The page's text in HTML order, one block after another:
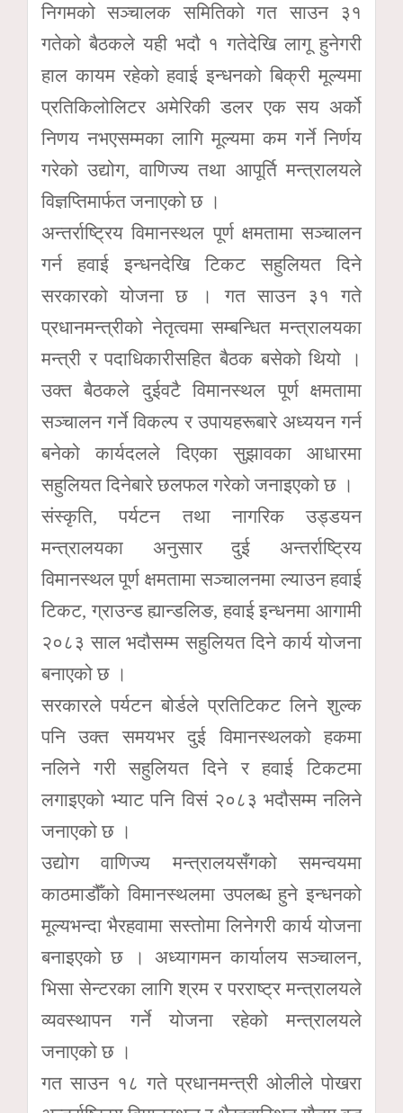
निगमको सञ्चालक समितिको गत साउन ३१
गतेको बैठकले यही भदौ १ गतेदेखि लागू हुनेगरी
हाल कायम रहेको हवाई इन्धनको बिक्री मूल्यमा
प्रतिकिलोलिटर अमेरिकी डलर एक सय अर्को
निणय नभएसम्मका लागि मूल्यमा कम गर्ने निर्णय
गरेको उद्योग, वाणिज्य तथा आपूर्ति मन्त्रालयले
विज्ञप्तिमार्फत जनाएको छ ।
अन्तर्राष्ट्रिय विमानस्थल पूर्ण क्षमतामा सञ्चालन
गर्न हवाई इन्धनदेखि टिकट सहुलियत दिने
सरकारको योजना छ । गत साउन ३१ गते
प्रधानमन्त्रीको नेतृत्वमा सम्बन्धित मन्त्रालयका
मन्त्री र पदाधिकारीसहित बैठक बसेको थियो ।
उक्त बैठकले दुईवटै विमानस्थल पूर्ण क्षमतामा
सञ्चालन गर्ने विकल्प र उपायहरूबारे अध्ययन गर्न
बनेको कार्यदलले दिएका सुझावका आधारमा
सहुलियत दिनेबारे छलफल गरेको जनाइएको छ ।
संस्कृति, पर्यटन तथा नागरिक उड्डयन
मन्त्रालयका अनुसार दुई अन्तर्राष्ट्रिय
विमानस्थल पूर्ण क्षमतामा सञ्चालनमा ल्याउन हवाई
टिकट, ग्राउन्ड ह्यान्डलिङ, हवाई इन्धनमा आगामी
२०८३ साल भदौसम्म सहुलियत दिने कार्य योजना
बनाएको छ ।
सरकारले पर्यटन बोर्डले प्रतिटिकट लिने शुल्क
पनि उक्त समयभर दुई विमानस्थलको हकमा
नलिने गरी सहुलियत दिने र हवाई टिकटमा
लगाइएको भ्याट पनि विसं २०८३ भदौसम्म नलिने
जनाएको छ ।
उद्योग वाणिज्य मन्त्रालयसँगको समन्वयमा
काठमाडौँको विमानस्थलमा उपलब्ध हुने इन्धनको
मूल्यभन्दा भैरहवामा सस्तोमा लिनेगरी कार्य योजना
बनाइएको छ । अध्यागमन कार्यालय सञ्चालन,
भिसा सेन्टरका लागि श्रम र परराष्ट्र मन्त्रालयले
व्यवस्थापन गर्ने योजना रहेको मन्त्रालयले
जनाएको छ ।
गत साउन १८ गते प्रधानमन्त्री ओलीले पोखरा